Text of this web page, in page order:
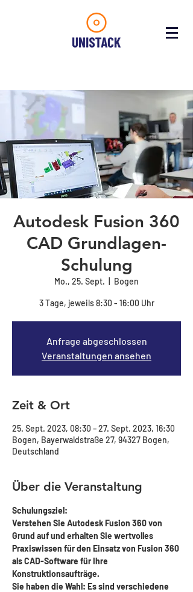
Autodesk Fusion 360
CAD Grundlagen-
Schulung
Mo., 25. Sept. Bogen
3 Tage, jeweils 8:30 - 16:00 Uhr
Anfrage abgeschlossen
Veranstaltungen ansehen
Zeit & Ort
25. Sept. 2023, 08:30 – 27. Sept. 2023, 16:30
Bogen, Bayerwaldstraße 27, 94327 Bogen,
Deutschland
Über die Veranstaltung
Schulungsziel:
Verstehen Sie Autodesk Fusion 360 von
Grund auf und erhalten Sie wertvolles
Praxiswissen für den Einsatz von Fusion 360
als CAD-Software für Ihre
Konstruktionsaufträge.
Sie haben die Wahl: Es sind verschiedene